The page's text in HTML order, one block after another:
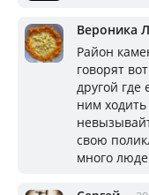
Вероника
Район
говорят
другой где
ним
свою
много